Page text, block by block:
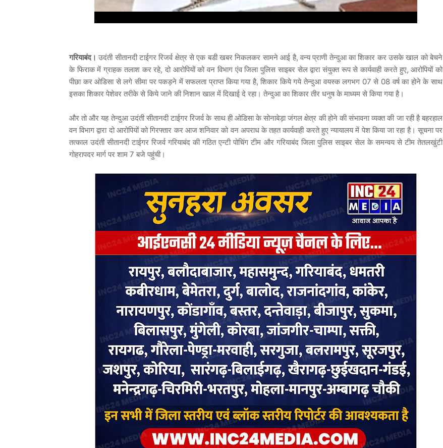
गरियाबंद। उदंती सीतानदी टाईगर रिजर्व क्षेत्र से एक बडी खबर निकलकर सामने आई है, वन्य प्राणी तेन्दुआ का शिकार कर उसके खाल को बेचने
के फिराक में ग्राहक तलाश कर रहे, दो आरोपियों को वन विभाग एंव जिला पुलिस साइबर सेल द्वारा संयुक्त रूप से कार्यवाही करते हुए, आरोपियों को
पीछा कर ओडिसा से लगे सीमा पर पकड़ने में सफलता प्राप्त किया गया है, शिकार किये गये तेन्दुआ वयस्क लगभग 07 से 08 वर्ष का होने के साथ
इसका शिकार पेशेवर तरीके से किये जाने की निशान खाल में दिखाई दे रहा। तेन्दुआ का शिकार तीर धनुष के माध्यम से किया गया है।
और तो और यह तेन्दुआ उदंती सीतानदी टाईगर रिजर्व के साथ ही ओडिसा के सोनाबेड़ा जंगल क्षेत्र की होने की संभावना व्यक्त की जा रही है बहरहाल
वन विभाग द्वारा दो आरोपियों को गिरफ्तार कर आज शनिवार को वन अपराध के तहत कार्यवाही करते हुए न्यायालय में पेश किया जा रहा है। सूचना पर
तत्काल उदंती सीतानदी टाईगर रिजर्व गरियाबंद की गठित एन्टी पोचिंग टीम और गरियाबंद जिला पुलिस साइबर सेल के समन्वय से टीम तेतलखुंटी
गोहरापदर मार्ग पर शाम 7 बजे पहुंची।